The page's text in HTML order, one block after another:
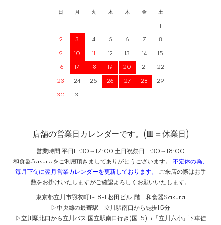
日 月 火 水 木 金 土
1
2 3 4 5 6 7 8
9 10 11 12 13 14 15
16 17 18 19 20 21 22
23 24 25 26 27 28 29
30 31
店舗の営業日カレンダーです。(🟥＝休業日)
営業時間 平日11:30～17:00 土日祝祭日11:30～18:00
和食器Sakuraをご利用頂きましてありがとうございます。 不定休の為、
毎月下旬に翌月営業カレンダーを更新しております。
ご来店の際はお手
数をお掛けいたしますがご確認よろしくお願いいたします。
東京都立川市羽衣町1-18-1 松田ビル1階 和食器Sakura
▷中央線の最寄駅 立川駅南口から徒歩15分
▷立川駅北口から立川バス 国立駅南口行き(国15)→「立川六小」下車徒